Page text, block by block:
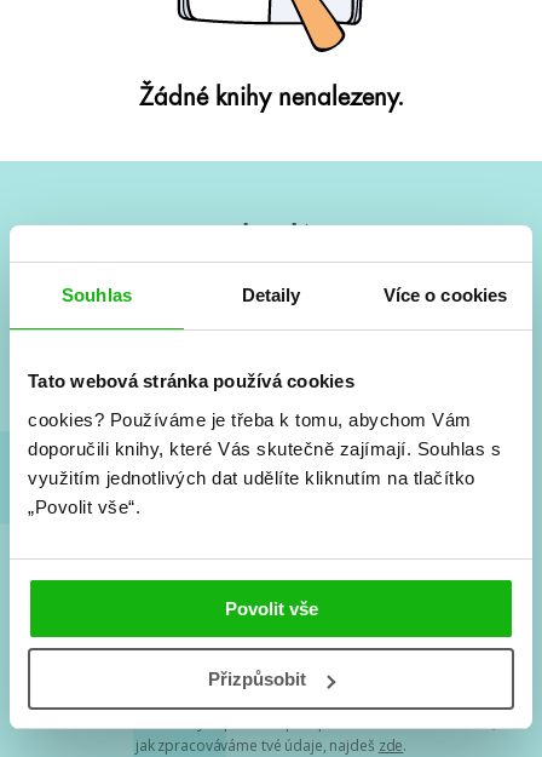
Souhlas Detaily Více o cookies
Tato webová stránka používá cookies
cookies? Používáme je třeba k tomu, abychom Vám
doporučili knihy, které Vás skutečně zajímají. Souhlas s
využitím jednotlivých dat udělíte kliknutím na tlačítko
„Povolit vše“.
Povolit vše
Přizpůsobit
Žádné knihy nenalezeny.
Vše kolem #youngadult každý měsíc rovnou do mailu!
a seriálové adaptace a další.
Souhlasím spodmínkami zpracování osobních údajů
Tvá e-mailová adresa je u nás v bezpečí. Přečti si
jak zpracováváme tvé údaje, najdeš zde.